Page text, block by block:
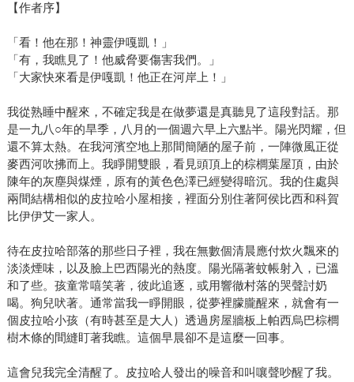
【作者序】
「看！他在那！神靈伊嘎凱！」
「有，我瞧見了！他威脅要傷害我們。」
「大家快來看是伊嘎凱！他正在河岸上！」
我從熟睡中醒來，不確定我是在做夢還是真聽見了這段對話。那
是一九八○年的旱季，八月的一個週六早上六點半。陽光閃耀，但
還不算太熱。在我河濱空地上那間簡陋的屋子前，一陣微風正從
麥西河吹拂而上。我睜開雙眼，看見頭頂上的棕櫚葉屋頂，由於
陳年的灰塵與煤煙，原有的黃色色澤已經變得暗沉。我的住處與
兩間結構相似的皮拉哈小屋相接，裡面分別住著阿侯比西和科賀
比伊伊艾一家人。
待在皮拉哈部落的那些日子裡，我在無數個清晨應付炊火飄來的
淡淡煙味，以及臉上巴西陽光的熱度。陽光隔著蚊帳射入，已溫
和了些。孩童常嘻笑著，彼此追逐，或用響徹村落的哭聲討奶
喝。狗兒吠著。通常當我一睜開眼，從夢裡朦朧醒來，就會有一
個皮拉哈小孩（有時甚至是大人）透過房屋牆板上帕西烏巴棕櫚
樹木條的間縫盯著我瞧。這個早晨卻不是這麼一回事。
這會兒我完全清醒了。皮拉哈人發出的噪音和叫嚷聲吵醒了我。